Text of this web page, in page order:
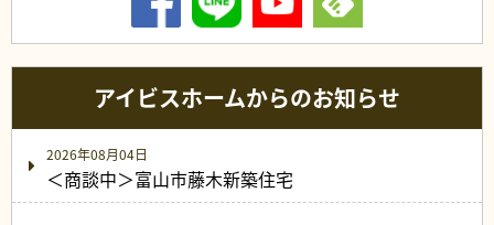
アイビスホームからのお知らせ
2026年08月04日
＜商談中＞富山市藤木新築住宅